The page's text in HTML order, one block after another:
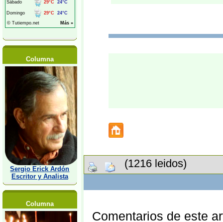
Columna
Sergio Erick Ardón
Escritor y Analista
Columna
(1216 leidos)
Comentarios de este